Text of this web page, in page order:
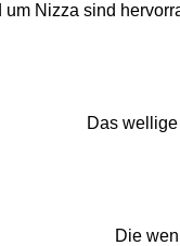
um Nizza sind
Das
Die